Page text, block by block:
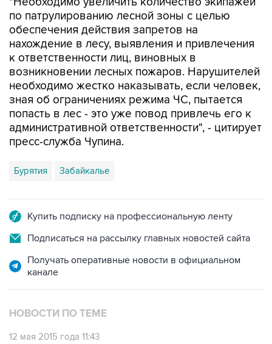
обеспечения действия запретов на
нахождение в лесу, выявления и привлечения
к ответственности лиц, виновных в
возникновении лесных пожаров. Нарушителей
необходимо жестко наказывать, если человек,
зная об ограничениях режима ЧС, пытается
попасть в лес - это уже повод привлечь его к
административной ответственности", - цитирует
пресс-служба Чупина.
Бурятия Забайкалье
Подписаться на рассылку главных новостей сайта
Получать оперативные новости в официальном
НОВОСТИ ПО ТЕМЕ
12 мая 2015 года 11:43
России по площади лесных пожаров